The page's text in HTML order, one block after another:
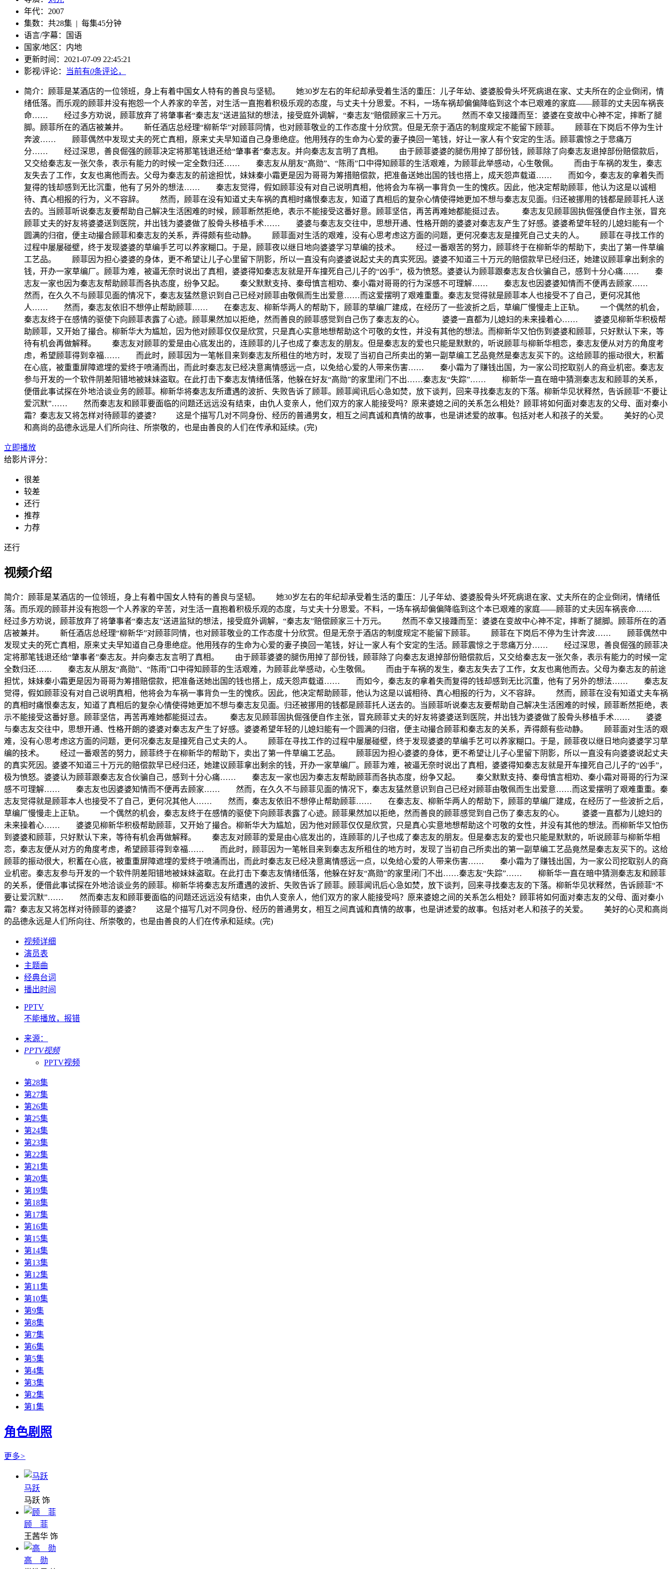
年代： 2007
集数： 共28集 | 每集45分钟
语言/字幕：
国语
国家/地区： 内地
更新时间： 2021-07-09 22:45:21
影视/评论：
当前有0条评论，
简介： 顾菲是某酒店的一位领班，身上有着中国女人特有的善良与坚韧。 她30岁左右的年纪却承受着生活的重压：儿子年幼、婆婆股骨头坏死病退在家、丈夫所在的企业倒闭，情
绪低落。而乐观的顾菲并没有抱怨一个人养家的辛苦，对生活一直抱着积极乐观的态度，与丈夫十分恩爱。不料，一场车祸却偏偏降临到这个本已艰难的家庭——顾菲的丈夫因车祸丧
命…… 经过多方劝说，顾菲放弃了将肇事者“秦志友”送进监狱的想法，接受庭外调解，“秦志友”赔偿顾家三十万元。 然而不幸又接踵而至：婆婆在变故中心神不定，摔断了腿
脚。顾菲所在的酒店被兼并。 新任酒店总经理“柳新华”对顾菲同情，也对顾菲敬业的工作态度十分欣赏。但是无奈于酒店的制度规定不能留下顾菲。 顾菲在下岗后不停为生计
奔波…… 顾菲偶然中发现丈夫的死亡真相，原来丈夫早知道自己身患绝症。他用残存的生命为心爱的妻子换回一笔钱，好让一家人有个安定的生活。顾菲震惊之于悲痛万
分…… 经过深思，善良倔强的顾菲决定将那笔钱退还给“肇事者”秦志友。并向秦志友言明了真相。 由于顾菲婆婆的腿伤用掉了部份钱，顾菲除了向秦志友退掉部份赔偿款后，
又交给秦志友一张欠条，表示有能力的时候一定全数归还…… 秦志友从朋友“高勋”、“陈雨”口中得知顾菲的生活艰难，为顾菲此举感动，心生敬佩。 而由于车祸的发生，秦志
友失去了工作，女友也离他而去。父母为秦志友的前途担忧，妹妹秦小霜更是因为哥哥为筹措赔偿款，把准备送她出国的钱也搭上，成天怨声载道…… 而如今，秦志友的拿着失而
复得的钱却感到无比沉重，他有了另外的想法…… 秦志友觉得，假如顾菲没有对自己说明真相，他将会为车祸一事背负一生的愧疚。因此，他决定帮助顾菲，他认为这是以诚相
待、真心相报的行为，义不容辞。 然而，顾菲在没有知道丈夫车祸的真相时痛恨秦志友，知道了真相后的复杂心情使得她更加不想与秦志友见面。归还被挪用的钱都是顾菲托人送
去的。当顾菲听说秦志友要帮助自己解决生活困难的时候，顾菲断然拒绝，表示不能接受这番好意。顾菲坚信，再苦再难她都能挺过去。 秦志友见顾菲固执倔强便自作主张，冒充
顾菲丈夫的好友将婆婆送到医院，并出钱为婆婆做了股骨头移植手术…… 婆婆与秦志友交往中，思想开通、性格开朗的婆婆对秦志友产生了好感。婆婆希望年轻的儿媳妇能有一个
圆满的归宿，便主动撮合顾菲和秦志友的关系，弄得颇有些动静。 顾菲面对生活的艰难，没有心思考虑这方面的问题，更何况秦志友是撞死自己丈夫的人。 顾菲在寻找工作的
过程中屡屡碰壁，终于发现婆婆的草编手艺可以养家糊口。于是，顾菲夜以继日地向婆婆学习草编的技术。 经过一番艰苦的努力，顾菲终于在柳新华的帮助下，卖出了第一件草编
工艺品。 顾菲因为担心婆婆的身体，更不希望让儿子心里留下阴影，所以一直没有向婆婆说起丈夫的真实死因。婆婆不知道三十万元的赔偿款早已经归还，她建议顾菲拿出剩余的
钱，开办一家草编厂。顾菲为难，被逼无奈时说出了真相，婆婆得知秦志友就是开车撞死自己儿子的“凶手”，极为愤怒。婆婆认为顾菲跟秦志友合伙骗自己，感到十分心痛…… 秦
志友一家也因为秦志友帮助顾菲而各执态度，纷争又起。 秦父默默支持、秦母慎言相劝、秦小霜对哥哥的行为深感不可理解…… 秦志友也因婆婆知情而不便再去顾家……
然而，在久久不与顾菲见面的情况下，秦志友猛然意识到自己已经对顾菲由敬佩而生出爱意……而这爱摆明了艰难重重。秦志友觉得就是顾菲本人也接受不了自己，更何况其他
人…… 然而，秦志友依旧不想停止帮助顾菲…… 在秦志友、柳新华两人的帮助下，顾菲的草编厂建成，在经历了一些波折之后，草编厂慢慢走上正轨。 一个偶然的机会，
秦志友终于在感情的驱使下向顾菲表露了心迹。顾菲果然加以拒绝，然而善良的顾菲感觉到自己伤了秦志友的心。 婆婆一直都为儿媳妇的未来操着心…… 婆婆见柳新华积极帮
助顾菲，又开始了撮合。柳新华大为尴尬，因为他对顾菲仅仅是欣赏，只是真心实意地想帮助这个可敬的女性，并没有其他的想法。而柳新华又怕伤到婆婆和顾菲，只好默认下来，等
待有机会再做解释。 秦志友对顾菲的爱是由心底发出的，连顾菲的儿子也成了秦志友的朋友。但是秦志友的爱也只能是默默的，听说顾菲与柳新华相恋，秦志友便从对方的角度考
虑，希望顾菲得到幸福…… 而此时，顾菲因为一笔帐目来到秦志友所租住的地方时，发现了当初自己所卖出的第一副草编工艺品竟然是秦志友买下的。这给顾菲的振动很大，积蓄
在心底，被重重屏障遮埋的爱终于喷涌而出，而此时秦志友已经决意离情感远一点，以免给心爱的人带来伤害…… 秦小霜为了赚钱出国，为一家公司挖取别人的商业机密。秦志友
参与开发的一个软件阴差阳错地被妹妹盗取。在此打击下秦志友情绪低落，他躲在好友“高勋”的家里闭门不出……秦志友“失踪”…… 柳新华一直在暗中猜测秦志友和顾菲的关系，
便借此事试探在外地洽谈业务的顾菲。柳新华将秦志友所遭遇的波折、失败告诉了顾菲。顾菲闻讯后心急如焚，放下谈判，回来寻找秦志友的下落。柳新华见状释然，告诉顾菲“不要让
爱沉默”…… 然而秦志友和顾菲要面临的问题还远远没有结束，由仇人变亲人，他们双方的家人能接受吗？原来婆媳之间的关系怎么相处？顾菲将如何面对秦志友的父母、面对秦小
霜？秦志友又将怎样对待顾菲的婆婆？ 这是个描写几对不同身份、经历的普通男女，相互之间真诚和真情的故事，也是讲述爱的故事。包括对老人和孩子的关爱。 美好的心灵
和高尚的品德永远是人们所向往、所崇敬的，也是由善良的人们在传承和延续。(完)
立即播放
给影片评分：
很差
较差
还行
推荐
力荐
还行
视频介绍
简介： 顾菲是某酒店的一位领班，身上有着中国女人特有的善良与坚韧。 她30岁左右的年纪却承受着生活的重压：儿子年幼、婆婆股骨头坏死病退在家、丈夫所在的企业倒闭，情绪低
落。而乐观的顾菲并没有抱怨一个人养家的辛苦，对生活一直抱着积极乐观的态度，与丈夫十分恩爱。不料，一场车祸却偏偏降临到这个本已艰难的家庭——顾菲的丈夫因车祸丧命……
经过多方劝说，顾菲放弃了将肇事者“秦志友”送进监狱的想法，接受庭外调解，“秦志友”赔偿顾家三十万元。 然而不幸又接踵而至：婆婆在变故中心神不定，摔断了腿脚。顾菲所在的酒
店被兼并。 新任酒店总经理“柳新华”对顾菲同情，也对顾菲敬业的工作态度十分欣赏。但是无奈于酒店的制度规定不能留下顾菲。 顾菲在下岗后不停为生计奔波…… 顾菲偶然中
发现丈夫的死亡真相，原来丈夫早知道自己身患绝症。他用残存的生命为心爱的妻子换回一笔钱，好让一家人有个安定的生活。顾菲震惊之于悲痛万分…… 经过深思，善良倔强的顾菲决
定将那笔钱退还给“肇事者”秦志友。并向秦志友言明了真相。 由于顾菲婆婆的腿伤用掉了部份钱，顾菲除了向秦志友退掉部份赔偿款后，又交给秦志友一张欠条，表示有能力的时候一定
全数归还…… 秦志友从朋友“高勋”、“陈雨”口中得知顾菲的生活艰难，为顾菲此举感动，心生敬佩。 而由于车祸的发生，秦志友失去了工作，女友也离他而去。父母为秦志友的前途
担忧，妹妹秦小霜更是因为哥哥为筹措赔偿款，把准备送她出国的钱也搭上，成天怨声载道…… 而如今，秦志友的拿着失而复得的钱却感到无比沉重，他有了另外的想法…… 秦志友
觉得，假如顾菲没有对自己说明真相，他将会为车祸一事背负一生的愧疚。因此，他决定帮助顾菲，他认为这是以诚相待、真心相报的行为，义不容辞。 然而，顾菲在没有知道丈夫车祸
的真相时痛恨秦志友，知道了真相后的复杂心情使得她更加不想与秦志友见面。归还被挪用的钱都是顾菲托人送去的。当顾菲听说秦志友要帮助自己解决生活困难的时候，顾菲断然拒绝，表
示不能接受这番好意。顾菲坚信，再苦再难她都能挺过去。 秦志友见顾菲固执倔强便自作主张，冒充顾菲丈夫的好友将婆婆送到医院，并出钱为婆婆做了股骨头移植手术…… 婆婆
与秦志友交往中，思想开通、性格开朗的婆婆对秦志友产生了好感。婆婆希望年轻的儿媳妇能有一个圆满的归宿，便主动撮合顾菲和秦志友的关系，弄得颇有些动静。 顾菲面对生活的艰
难，没有心思考虑这方面的问题，更何况秦志友是撞死自己丈夫的人。 顾菲在寻找工作的过程中屡屡碰壁，终于发现婆婆的草编手艺可以养家糊口。于是，顾菲夜以继日地向婆婆学习草
编的技术。 经过一番艰苦的努力，顾菲终于在柳新华的帮助下，卖出了第一件草编工艺品。 顾菲因为担心婆婆的身体，更不希望让儿子心里留下阴影，所以一直没有向婆婆说起丈夫
的真实死因。婆婆不知道三十万元的赔偿款早已经归还，她建议顾菲拿出剩余的钱，开办一家草编厂。顾菲为难，被逼无奈时说出了真相，婆婆得知秦志友就是开车撞死自己儿子的“凶手”，
极为愤怒。婆婆认为顾菲跟秦志友合伙骗自己，感到十分心痛…… 秦志友一家也因为秦志友帮助顾菲而各执态度，纷争又起。 秦父默默支持、秦母慎言相劝、秦小霜对哥哥的行为深
感不可理解…… 秦志友也因婆婆知情而不便再去顾家…… 然而，在久久不与顾菲见面的情况下，秦志友猛然意识到自己已经对顾菲由敬佩而生出爱意……而这爱摆明了艰难重重。秦
志友觉得就是顾菲本人也接受不了自己，更何况其他人…… 然而，秦志友依旧不想停止帮助顾菲…… 在秦志友、柳新华两人的帮助下，顾菲的草编厂建成，在经历了一些波折之后，
草编厂慢慢走上正轨。 一个偶然的机会，秦志友终于在感情的驱使下向顾菲表露了心迹。顾菲果然加以拒绝，然而善良的顾菲感觉到自己伤了秦志友的心。 婆婆一直都为儿媳妇的
未来操着心…… 婆婆见柳新华积极帮助顾菲，又开始了撮合。柳新华大为尴尬，因为他对顾菲仅仅是欣赏，只是真心实意地想帮助这个可敬的女性，并没有其他的想法。而柳新华又怕伤
到婆婆和顾菲，只好默认下来，等待有机会再做解释。 秦志友对顾菲的爱是由心底发出的，连顾菲的儿子也成了秦志友的朋友。但是秦志友的爱也只能是默默的，听说顾菲与柳新华相
恋，秦志友便从对方的角度考虑，希望顾菲得到幸福…… 而此时，顾菲因为一笔帐目来到秦志友所租住的地方时，发现了当初自己所卖出的第一副草编工艺品竟然是秦志友买下的。这给
顾菲的振动很大，积蓄在心底，被重重屏障遮埋的爱终于喷涌而出，而此时秦志友已经决意离情感远一点，以免给心爱的人带来伤害…… 秦小霜为了赚钱出国，为一家公司挖取别人的商
业机密。秦志友参与开发的一个软件阴差阳错地被妹妹盗取。在此打击下秦志友情绪低落，他躲在好友“高勋”的家里闭门不出……秦志友“失踪”…… 柳新华一直在暗中猜测秦志友和顾菲
的关系，便借此事试探在外地洽谈业务的顾菲。柳新华将秦志友所遭遇的波折、失败告诉了顾菲。顾菲闻讯后心急如焚，放下谈判，回来寻找秦志友的下落。柳新华见状释然，告诉顾菲“不
要让爱沉默”…… 然而秦志友和顾菲要面临的问题还远远没有结束，由仇人变亲人，他们双方的家人能接受吗？原来婆媳之间的关系怎么相处？顾菲将如何面对秦志友的父母、面对秦小
霜？秦志友又将怎样对待顾菲的婆婆？ 这是个描写几对不同身份、经历的普通男女，相互之间真诚和真情的故事，也是讲述爱的故事。包括对老人和孩子的关爱。 美好的心灵和高尚
的品德永远是人们所向往、所崇敬的，也是由善良的人们在传承和延续。(完)
视频详细
演员表
主题曲
经典台词
播出时间
PPTV
不能播放，报错
来源：
PPTV视频
PPTV视频
第28集
第27集
第26集
第25集
第24集
第23集
第22集
第21集
第20集
第19集
第18集
第17集
第16集
第15集
第14集
第13集
第12集
第11集
第10集
第9集
第8集
第7集
第6集
第5集
第4集
第3集
第2集
第1集
角色剧照
更多>
马跃
马跃 饰
顾 菲
王茜华 饰
高 勋